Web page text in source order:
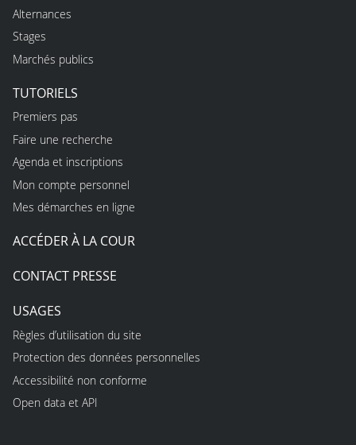
Alternances
Stages
Marchés publics
TUTORIELS
Premiers pas
Faire une recherche
Agenda et inscriptions
Mon compte personnel
Mes démarches en ligne
ACCÉDER À LA COUR
CONTACT PRESSE
USAGES
Règles d’utilisation du site
Protection des données personnelles
Accessibilité non conforme
Open data et API